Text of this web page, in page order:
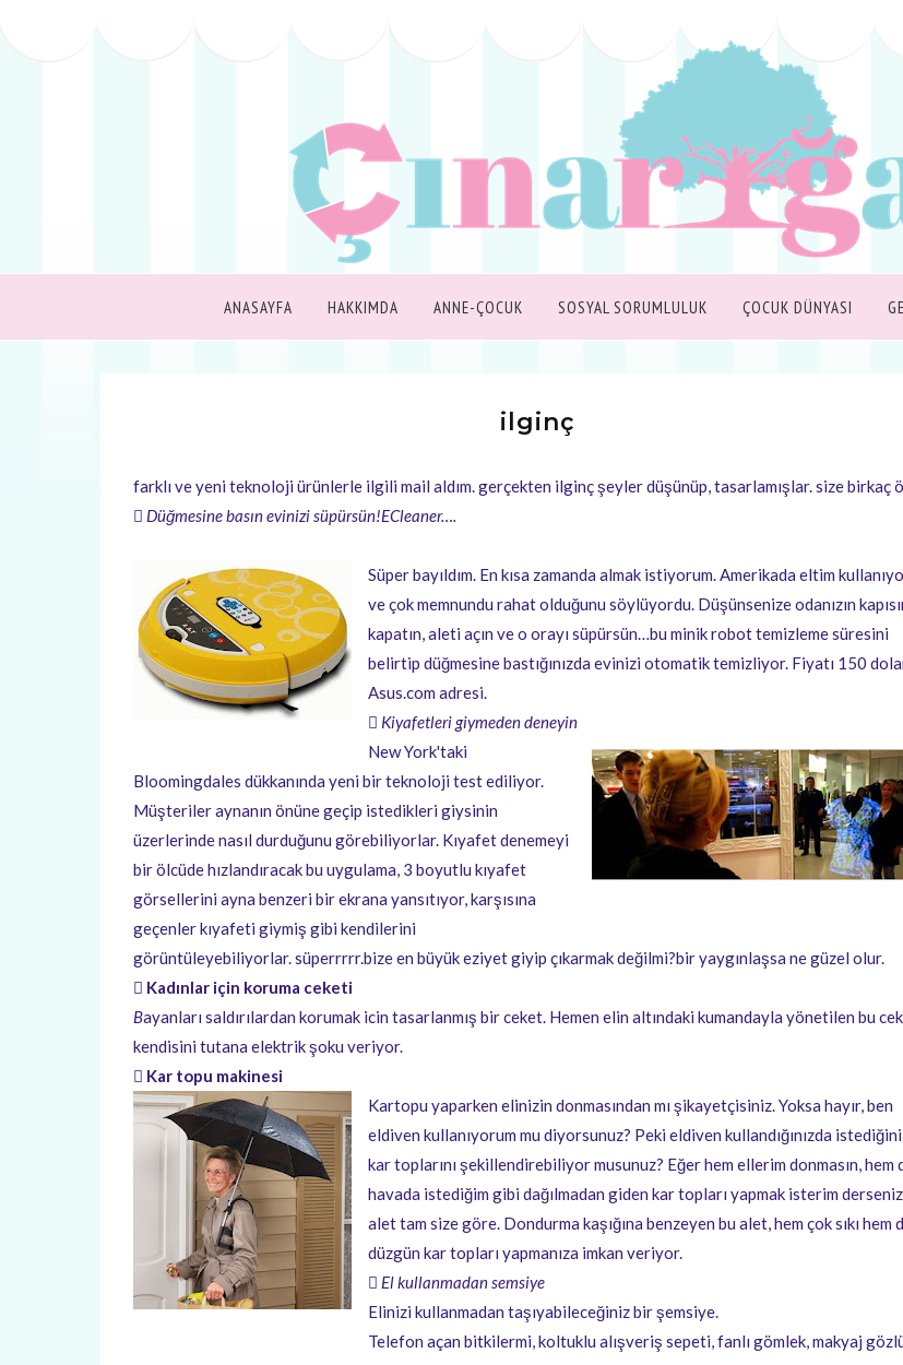
ANASAYFA HAKKIMDA ANNE-ÇOCUK SOSYAL SORUMLULUK ÇOCUK DÜNYASI
ilginç
farklı ve yeni teknoloji ürünlerle ilgili mail aldım. gerçekten ilginç şeyler düşünüp, tasarlamışlar. size birkaç
 Düğmesine basın evinizi süpürsün!ECleaner….
Süper bayıldım. En kısa zamanda almak istiyorum. Amerikada eltim
ve çok memnundu rahat olduğunu söylüyordu. Düşünsenize odanızın
kapatın, aleti açın ve o orayı süpürsün…bu minik robot temizleme süresini
belirtip düğmesine bastığınızda evinizi otomatik temizliyor. Fiyatı 150
Asus.com adresi.
 Kiyafetleri giymeden deneyin
New York'taki
Bloomingdales dükkanında yeni bir teknoloji test ediliyor.
Müşteriler aynanın önüne geçip istedikleri giysinin
üzerlerinde nasıl durduğunu görebiliyorlar. Kıyafet denemeyi
bir ölcüde hızlandıracak bu uygulama, 3 boyutlu kıyafet
görsellerini ayna benzeri bir ekrana yansıtıyor, karşısına
geçenler kıyafeti giymiş gibi kendilerini
görüntüleyebiliyorlar. süperrrrr.bize en büyük eziyet giyip çıkarmak değilmi?bir yaygınlaşsa ne güzel olur.
 Kadınlar için koruma ceketi
Bayanları saldırılardan korumak icin tasarlanmış bir ceket. Hemen elin altındaki kumandayla yönetilen bu
kendisini tutana elektrik şoku veriyor.
 Kar topu makinesi
Kartopu yaparken elinizin donmasından mı şikayetçisiniz. Yoksa hayır, ben
eldiven kullanıyorum mu diyorsunuz? Peki eldiven kullandığınızda
kar toplarını şekillendirebiliyor musunuz? Eğer hem ellerim donmasın, hem
havada istediğim gibi dağılmadan giden kar topları yapmak isterim
alet tam size göre. Dondurma kaşığına benzeyen bu alet, hem çok sıkı hem
düzgün kar topları yapmanıza imkan veriyor.
 El kullanmadan semsiye
Elinizi kullanmadan taşıyabileceğiniz bir şemsiye.
Telefon açan bitkilermi, koltuklu alışveriş sepeti, fanlı gömlek, makyaj